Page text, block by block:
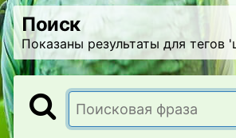
Поиск
Показаны результаты для тегов